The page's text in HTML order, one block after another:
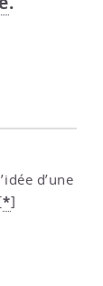
d’une
*]